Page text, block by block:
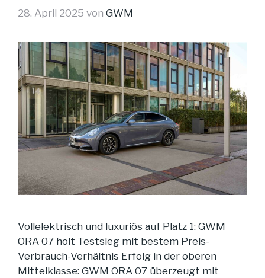
28. April 2025 von GWM
Vollelektrisch und luxuriös auf Platz 1: GWM
ORA 07 holt Testsieg mit bestem Preis-
Verbrauch-Verhältnis Erfolg in der oberen
Mittelklasse: GWM ORA 07 überzeugt mit